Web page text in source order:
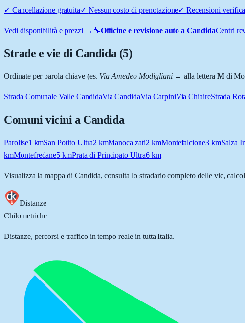
✓ Cancellazione gratuita✓ Nessun costo di prenotazione✓Recensioni
Vedi disponibilità e prezzi → 🔧Officine e revisione auto aCandidaCentri
Strade e vie di Candida (5)
Ordinate per parola chiave (es. Via Amedeo Modigliani→ alla lettera Mdi
Strada Comunale Valle CandidaVia CandidaVia CarpiniVia ChiaireStrada
Comuni vicini a Candida
Parolise1 kmSan Potito Ultra2 kmManocalzati2 kmMontefalcione3 kmSalza
kmMontefredane5 kmPrata di Principato Ultra6km
Visualizza la mappa di Candida, consulta lo stradario completo delle vie,
Distanze
Chilometriche
Distanze, percorsi e traffico in tempo reale in tutta Italia.